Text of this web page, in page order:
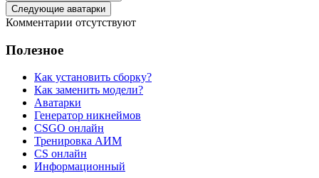
Следующие аватарки
Комментарии отсутствуют
Полезное
Как установить сборку?
Как заменить модели?
Аватарки
Генератор никнеймов
CSGO онлайн
Тренировка АИМ
CS онлайн
Информационный